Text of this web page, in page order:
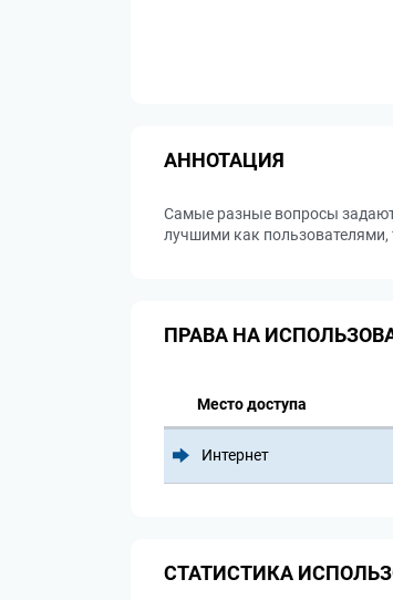
АННОТАЦИЯ
Самые разные вопросы
лучшими как пользователями,
ПРАВА НА
Место доступа
Интернет
СТАТИСТИКА